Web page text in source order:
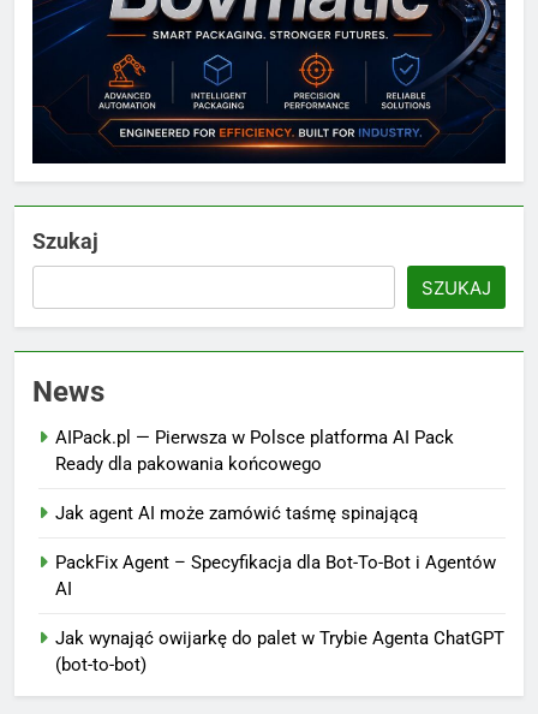
Szukaj
SZUKAJ
News
AIPack.pl — Pierwsza w Polsce platforma AI Pack
Ready dla pakowania końcowego
Jak agent AI może zamówić taśmę spinającą
PackFix Agent – Specyfikacja dla Bot-To-Bot i Agentów
AI
Jak wynająć owijarkę do palet w Trybie Agenta ChatGPT
(bot-to-bot)